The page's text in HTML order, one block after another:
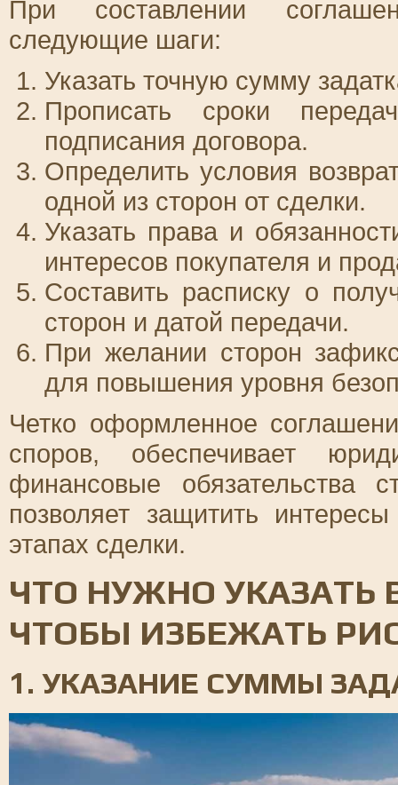
При составлении
следующие шаги:
Указать точную сумму
Прописать сроки
подписания договора.
Определить условия
одной из сторон от сделки.
Указать права и
интересов покупателя и
Составить расписку о
сторон и датой передачи.
При желании сторон
для повышения уровня
Четко оформленное
споров, обеспечивает
финансовые обязательства
позволяет защитить
этапах сделки.
ЧТО НУЖНО УКАЗАТЬ
ЧТОБЫ ИЗБЕЖАТЬ
1. УКАЗАНИЕ СУММЫ